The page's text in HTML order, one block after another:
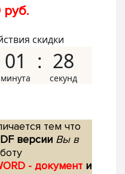
руб.
скидки
01 27
тем что
версии Вы в
- документ и